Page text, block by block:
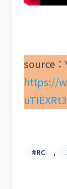
source：
https://
#RC ,